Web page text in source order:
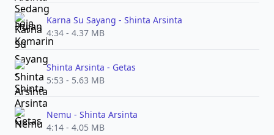
Karna Su Sayang - Shinta Arsinta
4:34 - 4.37 MB
Shinta Arsinta - Getas
5:53 - 5.63 MB
Nemu - Shinta Arsinta
4:14 - 4.05 MB